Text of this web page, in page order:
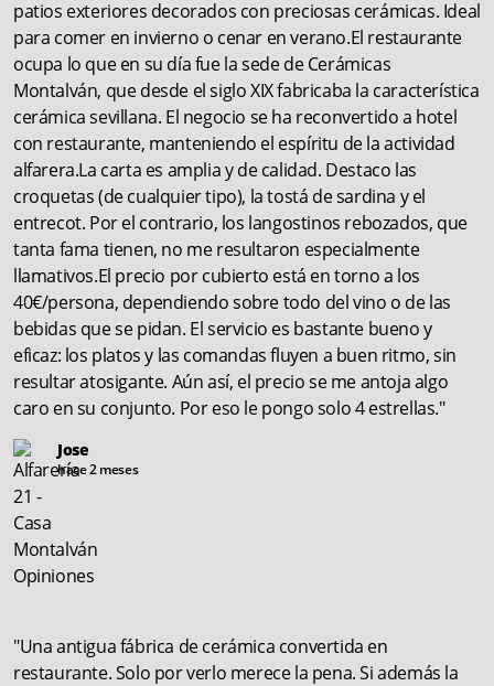
patios exteriores decorados con preciosas cerámicas. Ideal
para comer en invierno o cenar en verano.El restaurante
ocupa lo que en su día fue la sede de Cerámicas
Montalván, que desde el siglo XIX fabricaba la característica
cerámica sevillana. El negocio se ha reconvertido a hotel
con restaurante, manteniendo el espíritu de la actividad
alfarera.La carta es amplia y de calidad. Destaco las
croquetas (de cualquier tipo), la tostá de sardina y el
entrecot. Por el contrario, los langostinos rebozados, que
tanta fama tienen, no me resultaron especialmente
llamativos.El precio por cubierto está en torno a los
40€/persona, dependiendo sobre todo del vino o de las
bebidas que se pidan. El servicio es bastante bueno y
eficaz: los platos y las comandas fluyen a buen ritmo, sin
resultar atosigante. Aún así, el precio se me antoja algo
caro en su conjunto. Por eso le pongo solo 4 estrellas."
Jose
hace 2 meses
"Una antigua fábrica de cerámica convertida en
restaurante. Solo por verlo merece la pena. Si además la